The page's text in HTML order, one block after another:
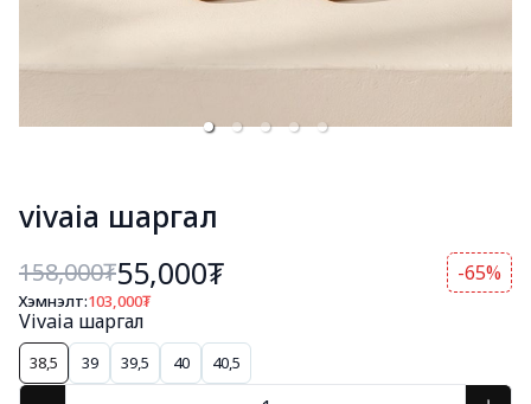
vivaia шаргал
158,000₮55,000₮ -65%
Хэмнэлт:103,000₮
Vivaia шаргал
38,5 39 39,5 40 40,5